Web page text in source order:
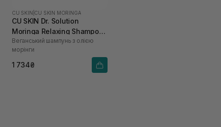
CU SKIN CU SKIN MORINGA
CU SKIN Dr. Solution
Moringa Relaxing Shampoo
400 мл
Веганський шампунь з олією
морінги
1 734₴